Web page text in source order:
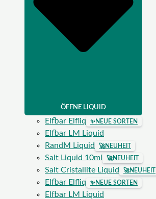
ÖFFNE LIQUID
Elfbar Elfliq ✨NEUE SORTEN
Elfbar LM Liquid
RandM Liquid
🚀NEUHEIT
Salt Liquid 10ml 🚀NEUHEIT
Salt Cristallite Liquid 🚀NEUHEIT
Elfbar Elfliq ✨NEUE SORTEN
Elfbar LM Liquid